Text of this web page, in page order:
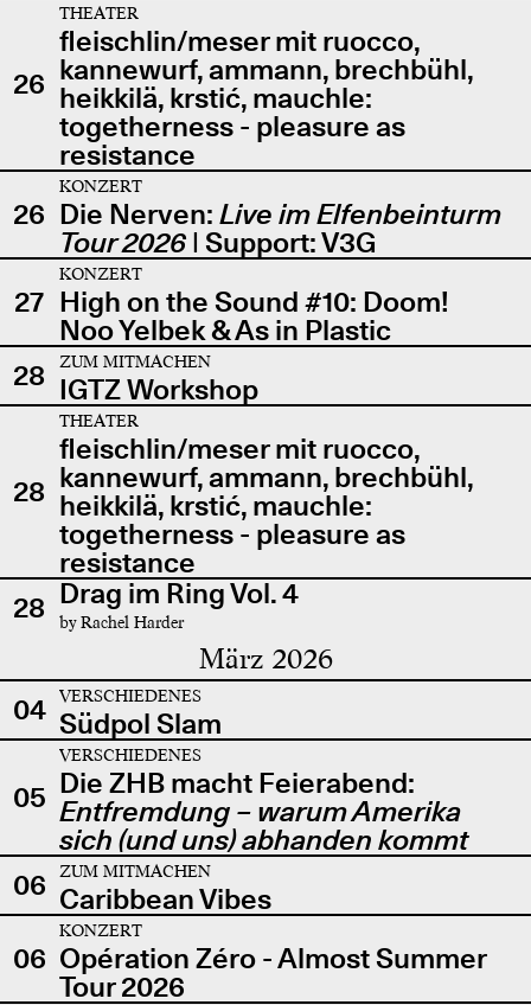
26
THEATER
fleischlin/meser mit ruocco,
kannewurf, ammann, brechbühl,
heikkilä, krstić, mauchle:
togetherness - pleasure as
resistance
26
KONZERT
Die Nerven: Live im Elfenbeinturm
Tour 2026| Support: V3G
27
KONZERT
High on the Sound #10: Doom!
Noo Yelbek & As in Plastic
28
ZUM MITMACHEN
IGTZ Workshop
28
THEATER
fleischlin/meser mit ruocco,
kannewurf, ammann, brechbühl,
heikkilä, krstić, mauchle:
togetherness - pleasure as
resistance
28 Drag im Ring Vol. 4
by Rachel Harder
März 2026
04 VERSCHIEDENES
Südpol Slam
05
VERSCHIEDENES
Die ZHB macht Feierabend:
Entfremdung – warum Amerika
sich (und uns) abhanden kommt
06
ZUM MITMACHEN
Caribbean Vibes
06
KONZERT
Opération Zéro - Almost Summer
Tour 2026